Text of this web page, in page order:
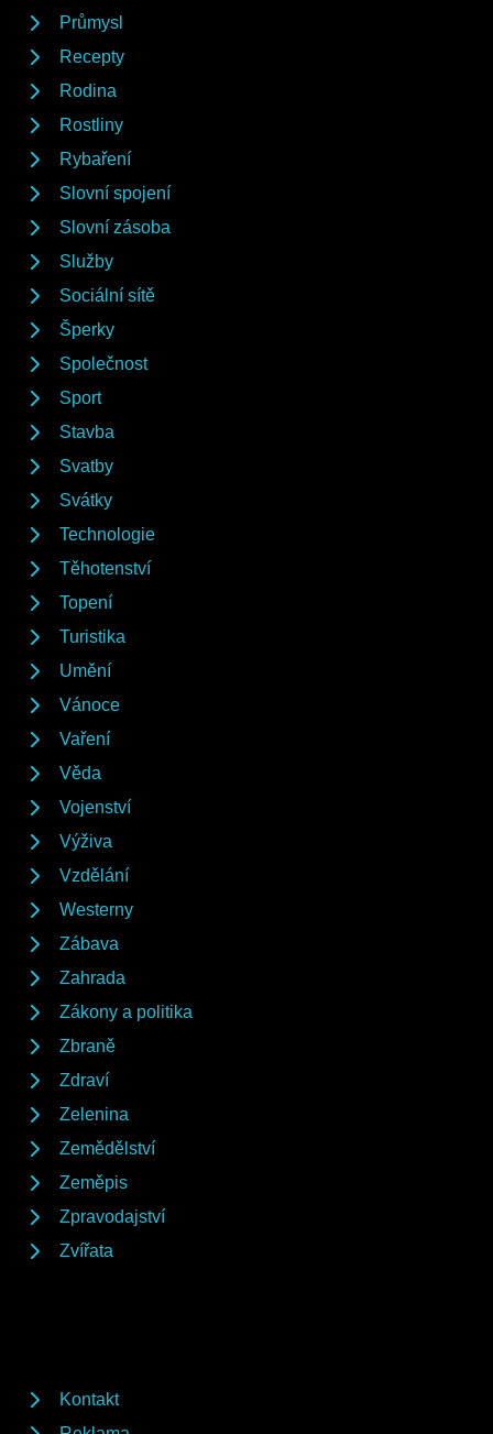
Průmysl
Recepty
Rodina
Rostliny
Rybaření
Slovní spojení
Slovní zásoba
Služby
Sociální sítě
Šperky
Společnost
Sport
Stavba
Svatby
Svátky
Technologie
Těhotenství
Topení
Turistika
Umění
Vánoce
Vaření
Věda
Vojenství
Výživa
Vzdělání
Westerny
Zábava
Zahrada
Zákony a politika
Zbraně
Zdraví
Zelenina
Zemědělství
Zeměpis
Zpravodajství
Zvířata
Kontakt